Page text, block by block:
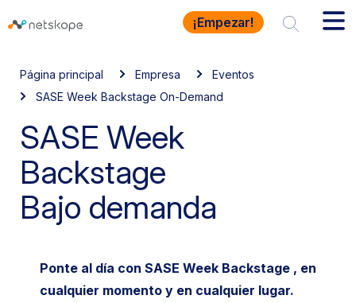
¡Empezar!
Página principal Empresa
Eventos
SASE Week Backstage On-Demand
SASE Week
Backstage
Bajo demanda
Ponte al día con SASE Week Backstage , en
cualquier momento y en cualquier lugar.